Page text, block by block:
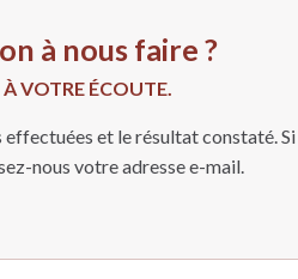
à nous faire ?
VOTRE ÉCOUTE.
et le résultat constaté.
nous votre adresse e-mail.